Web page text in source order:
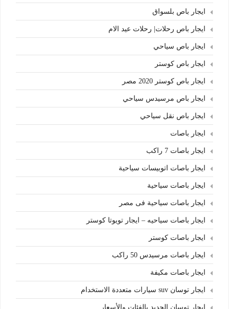
ايجار باص بلسواق
ايجار باص رحلات| رحلات عيد الام
ايجار باص سياحي
ايجار باص كوستر
ايجار باص كوستر 2020 مصر
ايجار باص مرسيدس سياحي
ايجار باص نقل سياحي
ايجار باصات
ايجار باصات 7 راكب
ايجار باصات اتوبيسات سياحية
ايجار باصات سياحية
ايجار باصات سياحية فى مصر
ايجار باصات سياحيه – ايجار تويوتا كوستر
ايجار باصات كوستر
ايجار باصات مرسيدس 50 راكب
ايجار باصات مكيفة
ايجار توسان suv سيارات متعددة الاستخدام
ايجار توسان الجديد بالفئات والأسعار